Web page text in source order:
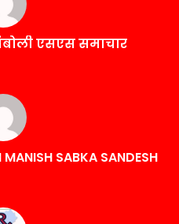
एसएस समाचार
SABKA SANDESH